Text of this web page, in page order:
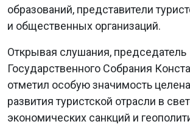
образований, представители
и общественных организаций.
Открывая слушания, председатель
Государственного Собрания
отметил особую значимость
развития туристской отрасли в
экономических санкций и